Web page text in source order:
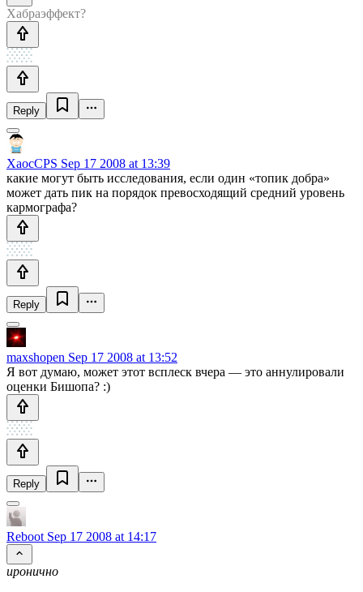
Хабраэффект?
Reply
XaocCPS Sep 17 2008 at 13:39
какие могут быть исследования, если один «топик добра»
может дать пик на порядок превосходящий средний уровень
кармографа?
Reply
maxshopen Sep 17 2008 at 13:52
Я вот думаю, может этот всплеск вчера — это аннулировали
оценки Бишопа? :)
Reply
Reboot Sep 17 2008 at 14:17
иронично